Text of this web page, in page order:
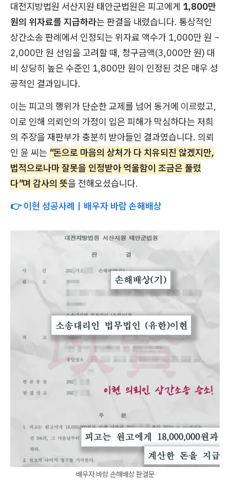
대전지방법원 서산지원 태안군법원은 피고에게 1,800만
원의 위자료를 지급하라는 판결을 내렸습니다. 통상적인
상간소송 판례에서 인정되는 위자료 액수가 1,000만 원 ~
2,000만 원 선임을 고려할 때, 청구금액(3,000만 원) 대
비 상당히 높은 수준인 1,800만 원이 인정된 것은 매우 성
공적인 결과입니다.
이는 피고의 행위가 단순한 교제를 넘어 동거에 이르렀고,
이로 인해 의뢰인의 가정이 입은 피해가 막심하다는 저희
의 주장을 재판부가 충분히 받아들인 결과였습니다. 의뢰
인 윤 씨는 "돈으로 마음의 상처가 다 치유되진 않겠지만,
법적으로나마 잘못을 인정받아 억울함이 조금은 풀렸
다"며 감사의 뜻을 전해오셨습니다.
👉 이현 성공사례｜배우자 바람 손해배상
배우자 바람 손해배상 판결문